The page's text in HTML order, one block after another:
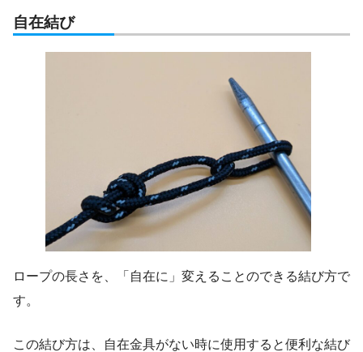
自在結び
ロープの長さを、「自在に」変えることのできる結び方で
す。
この結び方は、自在金具がない時に使用すると便利な結び